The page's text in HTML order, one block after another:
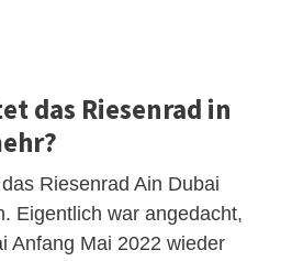
das Riesenrad in
Riesenrad Ain Dubai
Eigentlich war angedacht,
Anfang Mai 2022 wieder